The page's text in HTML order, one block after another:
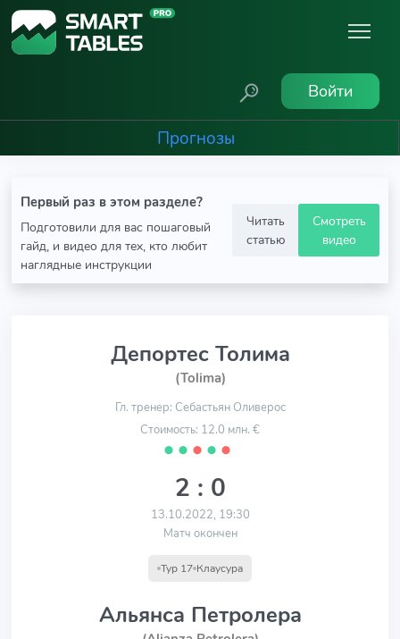
Войти
Прогнозы
Первый раз в этом разделе?
Подготовили для вас пошаговый
гайд, и видео для тех, кто любит
наглядные инструкции
Читать
статью
Смотреть
видео
Депортес Толима
(Tolima)
Гл. тренер: Себастьян Оливерос
Стоимость: 12.0 млн. €
⬤ ⬤ ⬤ ⬤ ⬤
2 : 0
13.10.2022, 19:30
Матч окончен
Тур 17 Клаусура
Альянса Петролера